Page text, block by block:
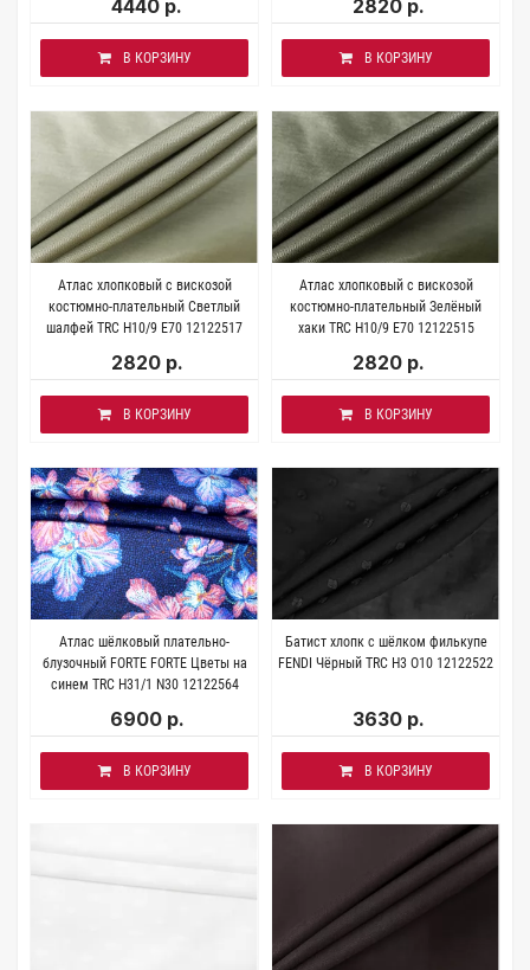
4440 р.
В КОРЗИНУ
2820 р.
В КОРЗИНУ
Атлас хлопковый с вискозой
костюмно-плательный Светлый
шалфей TRC H10/9 E70 12122517
2820 р.
В КОРЗИНУ
Атлас хлопковый с вискозой
костюмно-плательный Зелёный
хаки TRC H10/9 E70 12122515
2820 р.
В КОРЗИНУ
Атлас шёлковый плательно-
блузочный FORTE FORTE Цветы на
синем TRC H31/1 N30 12122564
6900 р.
В КОРЗИНУ
Батист хлопк с шёлком филькупе
FENDI Чёрный TRC H3 O10 12122522
3630 р.
В КОРЗИНУ